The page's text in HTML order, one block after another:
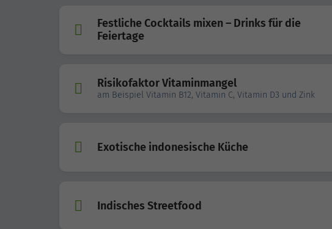
Festliche Cocktails mixen – Drinks für die
Feiertage
Risikofaktor Vitaminmangel
am Beispiel Vitamin B12, Vitamin C, Vitamin D3 und Zink
Exotische indonesische Küche
Indisches Streetfood